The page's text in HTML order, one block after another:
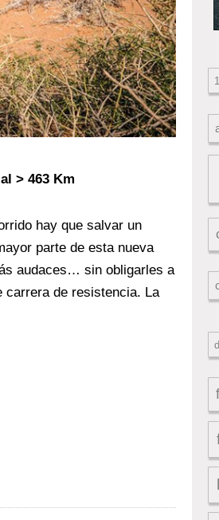
> 463 Km
hay que salvar un
parte de esta nueva
audaces… sin obligarles a
carrera de resistencia. La